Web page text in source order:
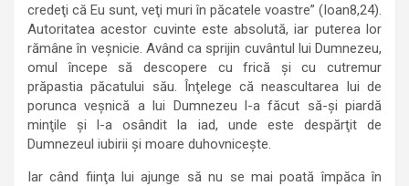
credeţi că Eu sunt, veţi muri în păcatele voastre” (Ioan8,24).
Autoritatea acestor cuvinte este absolută, iar puterea lor
rămâne în veşnicie. Având ca sprijin cuvântul lui Dumnezeu,
omul începe să descopere cu frică şi cu cutremur
prăpastia păcatului său. Înţelege că neascultarea lui de
porunca veşnică a lui Dumnezeu l-a făcut să-şi piardă
minţile şi l-a osândit la iad, unde este despărţit de
Dumnezeul iubirii şi moare duhovniceşte.
Iar când fiinţa lui ajunge să nu se mai poată împăca în